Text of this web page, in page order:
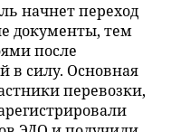
начнет переход
документы, тем
после
в силу. Основная
перевозки,